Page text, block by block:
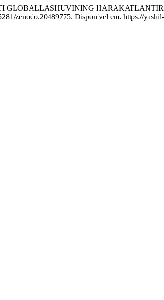
GLOBALLASHUVINING
zenodo.20489775. Disponível em: https://